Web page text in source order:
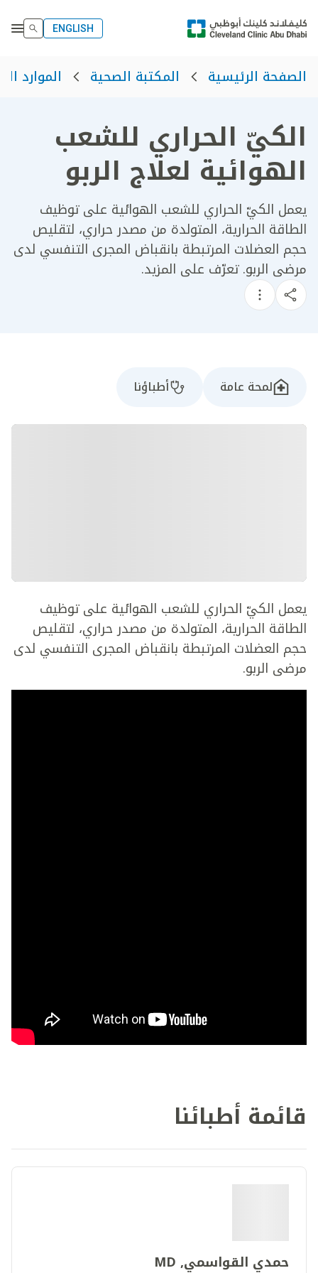
ENGLISH
الصفحة الرئيسية المكتبة الصحية الموارد
الكيّ الحراري للشعب
الهوائية لعلاج الربو
يعمل الكيّ الحراري للشعب الهوائية على توظيف
الطاقة الحرارية، المتولدة من مصدر حراري، لتقليص
حجم العضلات المرتبطة بانقباض المجرى التنفسي لدى
مرضى الربو. تعرّف على المزيد.
لمحة عامة أطباؤنا
يعمل الكيّ الحراري للشعب الهوائية على توظيف
الطاقة الحرارية، المتولدة من مصدر حراري، لتقليص
حجم العضلات المرتبطة بانقباض المجرى التنفسي لدى
مرضى الربو.
قائمة أطبائنا
حمدي القواسمي, MD